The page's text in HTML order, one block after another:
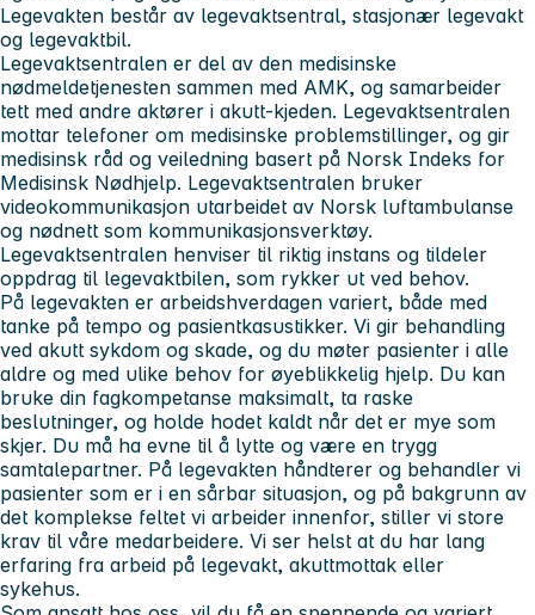
Legevakten består av legevaktsentral, stasjonær legevakt
og legevaktbil.
Legevaktsentralen er del av den medisinske
nødmeldetjenesten sammen med AMK, og samarbeider
tett med andre aktører i akutt-kjeden. Legevaktsentralen
mottar telefoner om medisinske problemstillinger, og gir
medisinsk råd og veiledning basert på Norsk Indeks for
Medisinsk Nødhjelp. Legevaktsentralen bruker
videokommunikasjon utarbeidet av Norsk luftambulanse
og nødnett som kommunikasjonsverktøy.
Legevaktsentralen henviser til riktig instans og tildeler
oppdrag til legevaktbilen, som rykker ut ved behov.
På legevakten er arbeidshverdagen variert, både med
tanke på tempo og pasientkasustikker. Vi gir behandling
ved akutt sykdom og skade, og du møter pasienter i alle
aldre og med ulike behov for øyeblikkelig hjelp. Du kan
bruke din fagkompetanse maksimalt, ta raske
beslutninger, og holde hodet kaldt når det er mye som
skjer. Du må ha evne til å lytte og være en trygg
samtalepartner. På legevakten håndterer og behandler vi
pasienter som er i en sårbar situasjon, og på bakgrunn av
det komplekse feltet vi arbeider innenfor, stiller vi store
krav til våre medarbeidere. Vi ser helst at du har lang
erfaring fra arbeid på legevakt, akuttmottak eller
sykehus.